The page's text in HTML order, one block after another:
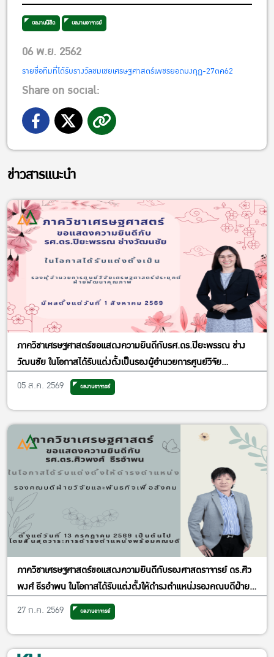
ผลงานนิสิต ผลงานอาจารย์
06 พ.ย. 2562
รายชื่อทีมที่ได้รับรางวัลชมเชยเศรษฐศาสตร์เพชรยอดมงกุฏ-27ตค62
Share on social:
ข่าวสารแนะนำ
ภาควิชาเศรษฐศาสตร์ขอแสดงความยินดีกับรศ.ดร.ปิยะพรรณ ช่าง
วัฒนชัย ในโอกาสได้รับแต่งตั้งเป็นรองผู้อำนวยการศูนย์วิจัย
เศรษฐศาสตร์ประยุกต์ ฝ่ายพัฒนาคุณภาพ
05 ส.ค. 2569 ผลงานอาจารย์
ภาควิชาเศรษฐศาสตร์ขอแสดงความยินดีกับรองศาสตราจารย์ ดร.ศิว
พงศ์ ธีรอำพน ในโอกาสได้รับแต่งตั้งให้ดำรงตำแหน่งรองคณบดีฝ่าย
วิจัยและพันธกิจเพื่อสังคม
27 ก.ค. 2569 ผลงานอาจารย์